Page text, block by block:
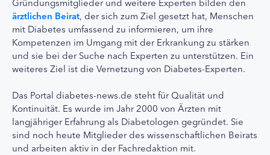
ärztlichen Beirat, der sich zum Ziel gesetzt hat, Menschen
mit Diabetes umfassend zu informieren, um ihre
Kompetenzen im Umgang mit der Erkrankung zu stärken
und sie bei der Suche nach Experten zu unterstützen. Ein
weiteres Ziel ist die Vernetzung von Diabetes-Experten.
Das Portal diabetes-news.de steht für Qualität und
Kontinuität. Es wurde im Jahr 2000 von Ärzten mit
langjähriger Erfahrung als Diabetologen gegründet. Sie
sind noch heute Mitglieder des wissenschaftlichen Beirats
und arbeiten aktiv in der Fachredaktion mit.